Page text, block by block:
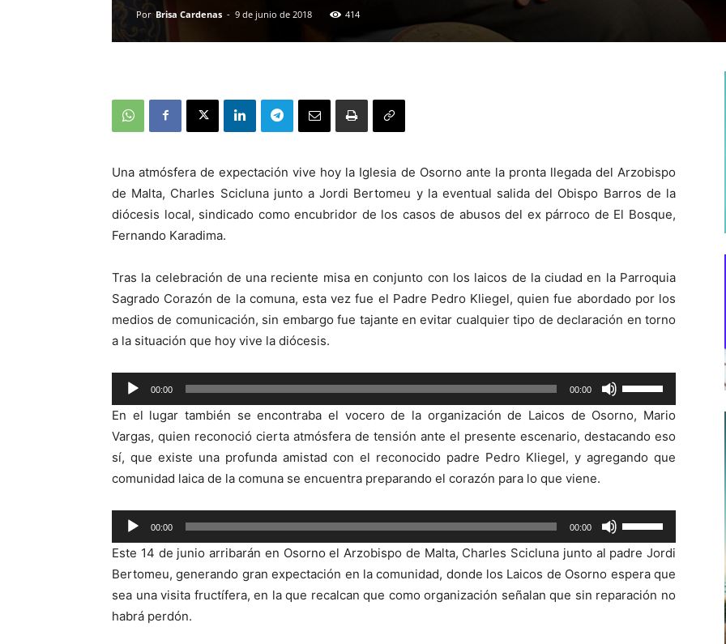
Por Brisa Cardenas - 9 de junio de 2018 414
Una atmósfera de expectación vive hoy la Iglesia de Osorno ante la pronta llegada del Arzobispo
de Malta, Charles Scicluna junto a Jordi Bertomeu y la eventual salida del Obispo Barros de la
diócesis local, sindicado como encubridor de los casos de abusos del ex párroco de El Bosque,
Fernando Karadima.
Tras la celebración de una reciente misa en conjunto con los laicos de la ciudad en la Parroquia
Sagrado Corazón de la comuna, esta vez fue el Padre Pedro Kliegel, quien fue abordado por los
medios de comunicación, sin embargo fue tajante en evitar cualquier tipo de declaración en torno
a la situación que hoy vive la diócesis.
Reproductor
de
audio
00:00 00:00
las
teclas
de
flecha
para
aumentar
o
disminuir
el
En el lugar también se encontraba el vocero de la organización de Laicos de Osorno, Mario
Vargas, quien reconoció cierta atmósfera de tensión ante el presente escenario, destacando eso
sí, que existe una profunda amistad con el reconocido padre Pedro Kliegel, y agregando que
comunidad laica de la comuna se encuentra preparando el corazón para lo que viene.
Reproductor
de
audio
00:00 00:00
las
teclas
de
flecha
Este 14 de junio arribarán en Osorno el Arzobispo de Malta, Charles Scicluna junto al padre Jordi
Bertomeu, generando gran expectación en la comunidad, donde los Laicos de Osorno espera que
sea una visita fructífera, en la que recalcan que como organización señalan que sin reparación no
habrá perdón.